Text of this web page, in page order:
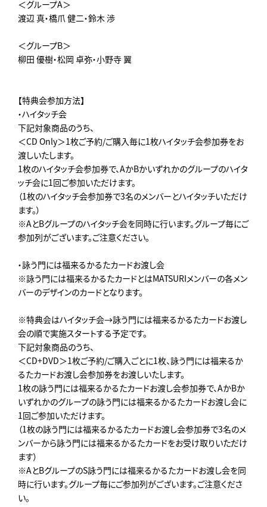
＜グループA＞
渡辺 真・橋爪 健二・鈴木 渉
＜グループB＞
柳田 優樹・松岡 卓弥・小野寺 翼
【特典会参加方法】
・ハイタッチ会
下記対象商品のうち、
＜CD Only＞1枚ご予約/ご購入毎に1枚ハイタッチ会参加券をお
渡しいたします。
1枚のハイタッチ会参加券で、AかBかいずれかのグループのハイタ
ッチ会に1回ご参加いただけます。
（1枚のハイタッチ会参加券で3名のメンバーとハイタッチいただけ
ます。）
※AとBグループのハイタッチ会を同時に行います。グループ毎にご
参加列がございます。ご注意ください。
・詠う門には福来るかるたカードお渡し会
※詠う門には福来るかるたカードとはMATSURIメンバーの各メン
バーのデザインのカードとなります。
※特典会はハイタッチ会→詠う門には福来るかるたカードお渡し
会の順で実施スタートする予定です。
下記対象商品のうち、
＜CD+DVD＞1枚ご予約/ご購入ごとに1枚、詠う門には福来るか
るたカードお渡し会参加券をお渡しいたします。
1枚の詠う門には福来るかるたカードお渡し会参加券で、AかBか
いずれかのグループの詠う門には福来るかるたカードお渡し会に
1回ご参加いただけます。
（1枚の詠う門には福来るかるたカードお渡し会参加券で3名のメ
ンバーから詠う門には福来るかるたカードをお受け取りいただけ
ます）
※AとBグループのS詠う門には福来るかるたカードお渡し会を同
時に行います。グループ毎にご参加列がございます。ご注意くださ
い。